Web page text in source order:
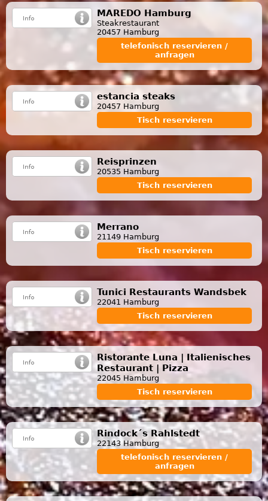
MAREDO Hamburg
Steakrestaurant
20457 Hamburg
telefonisch reservieren /
anfragen
estancia steaks
20457 Hamburg
Tisch reservieren
Reisprinzen
20535 Hamburg
Tisch reservieren
Merrano
21149 Hamburg
Tisch reservieren
Tunici Restaurants Wandsbek
22041 Hamburg
Tisch reservieren
Ristorante Luna | Italienisches
Restaurant | Pizza
22045 Hamburg
Tisch reservieren
Rindock´s Rahlstedt
22143 Hamburg
telefonisch reservieren /
anfragen